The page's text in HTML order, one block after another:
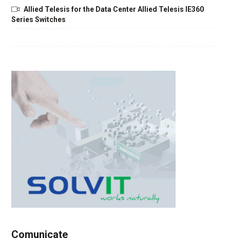
Allied Telesis for the Data Center Allied Telesis IE360
Series Switches
Comunicate